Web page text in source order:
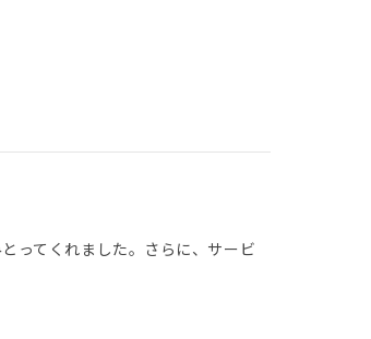
ってくれました。さらに、サービ